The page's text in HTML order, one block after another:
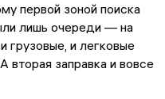
первой зоной поиска
лишь очереди — на
грузовые, и легковые
вторая заправка и вовсе